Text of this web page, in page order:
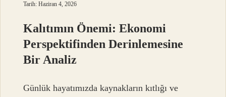
Tarih: Haziran 4, 2026
Kalıtımın Önemi: Ekonomi
Perspektifinden Derinlemesine
Bir Analiz
Günlük hayatımızda kaynakların kıtlığı ve